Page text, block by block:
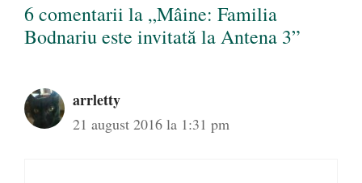
6 comentarii la „Mâine: Familia
Bodnariu este invitată la Antena 3”
arrletty
21 august 2016 la 1:31 pm